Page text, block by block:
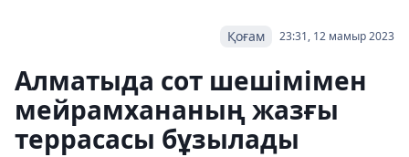
23:31, 12 мамыр 2023
Қоғам
Алматыда сот шешімімен
мейрамхананың жазғы
террасасы бұзылады